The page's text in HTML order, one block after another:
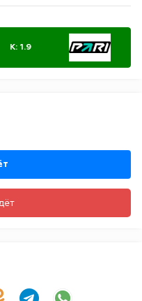
К: 1.9